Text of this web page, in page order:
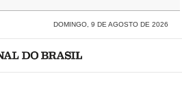
DOMINGO, 9 DE AGOSTO DE 2026